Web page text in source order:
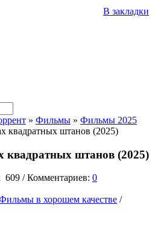
» Фильмы » Фильмы 2025
квадратных штанов (2025)
квадратных штанов (2025)
В закладки
609 / Комментариев: 0
в хорошем качестве /